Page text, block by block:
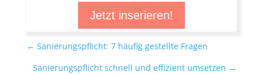
Jetzt inserieren!
← Sanierungspflicht: 7 häufig gestellte Fragen
Sanierungspflicht schnell und effizient umsetzen →